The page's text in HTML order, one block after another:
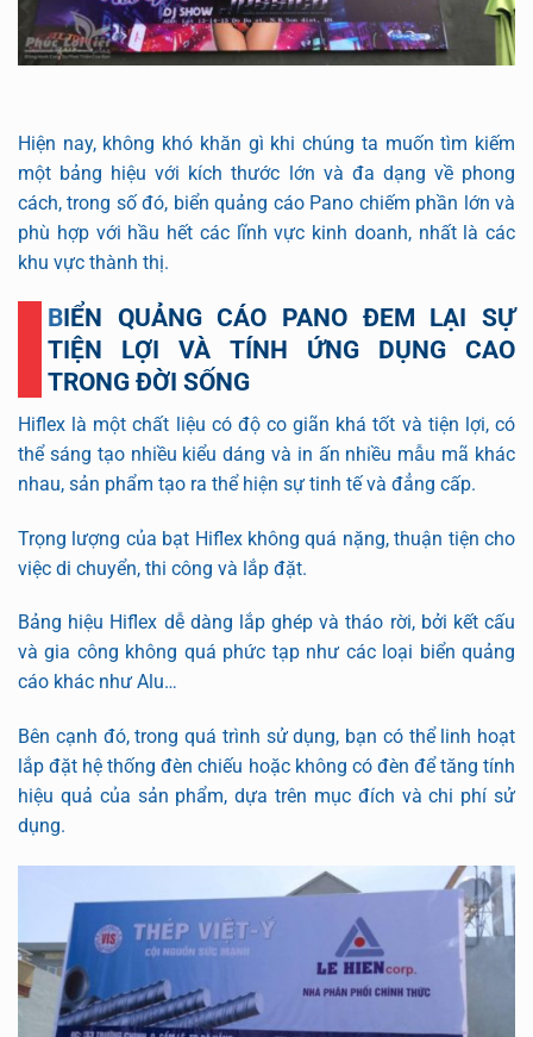
Hiện nay, không khó khăn gì khi chúng ta muốn tìm kiếm
một bảng hiệu với kích thước lớn và đa dạng về phong
cách, trong số đó, biển quảng cáo Pano chiếm phần lớn và
phù hợp với hầu hết các lĩnh vực kinh doanh, nhất là các
khu vực thành thị.
BIỂN QUẢNG CÁO PANO ĐEM LẠI SỰ
TIỆN LỢI VÀ TÍNH ỨNG DỤNG CAO
TRONG ĐỜI SỐNG
Hiflex là một chất liệu có độ co giãn khá tốt và tiện lợi, có
thể sáng tạo nhiều kiểu dáng và in ấn nhiều mẫu mã khác
nhau, sản phẩm tạo ra thể hiện sự tinh tế và đẳng cấp.
Trọng lượng của bạt Hiflex không quá nặng, thuận tiện cho
việc di chuyển, thi công và lắp đặt.
Bảng hiệu Hiflex dễ dàng lắp ghép và tháo rời, bởi kết cấu
và gia công không quá phức tạp như các loại biển quảng
cáo khác như Alu…
Bên cạnh đó, trong quá trình sử dụng, bạn có thể linh hoạt
lắp đặt hệ thống đèn chiếu hoặc không có đèn để tăng tính
hiệu quả của sản phẩm, dựa trên mục đích và chi phí sử
dụng.